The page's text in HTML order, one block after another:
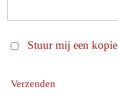
Stuur mij een kopie
Verzenden